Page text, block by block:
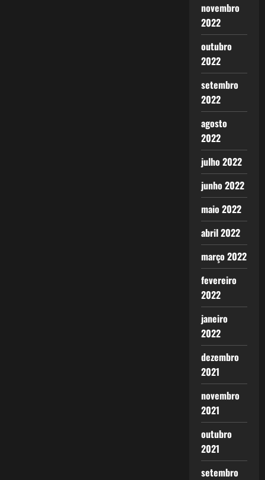
novembro
2022
outubro
2022
setembro
2022
agosto
2022
julho 2022
junho 2022
maio 2022
abril 2022
março 2022
fevereiro
2022
janeiro
2022
dezembro
2021
novembro
2021
outubro
2021
setembro